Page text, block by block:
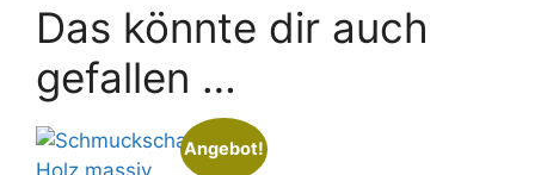
Das könnte dir auch
gefallen …
Angebot!